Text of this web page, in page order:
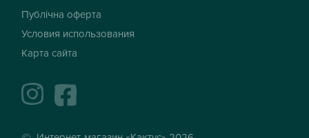
Публічна оферта
Условия использования
Карта сайта
instagramfacebook